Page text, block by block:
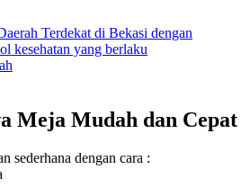
Terdekat di Bekasi dengan
kesehatan yang berlaku
Meja Mudah dan Cepat
sederhana dengan cara :